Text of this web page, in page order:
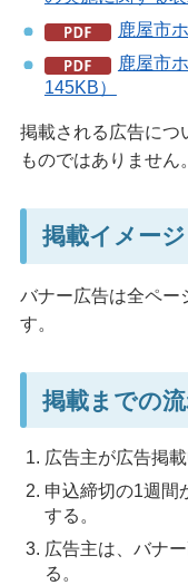
鹿屋市
鹿屋市
145KB）
掲載される広告につ
ものではありません。
掲載イメージ
バナー広告は全ペー
す。
掲載までの
広告主が広告掲
申込締切の1週間
する。
広告主は、バナ
る。